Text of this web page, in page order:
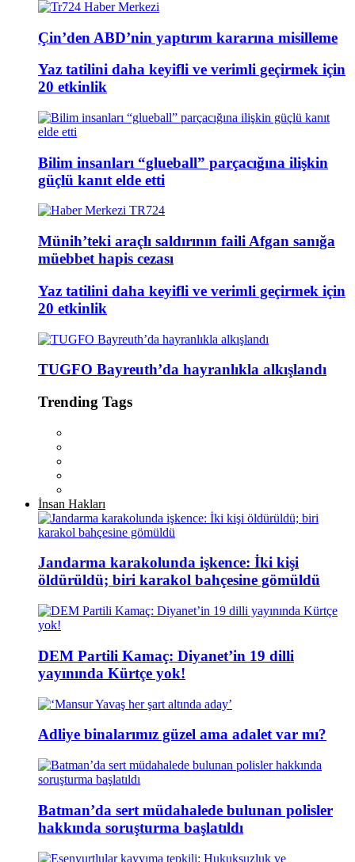
Çin’den ABD’nin yaptırım kararına misilleme
Yaz tatilini daha keyifli ve verimli geçirmek için
20 etkinlik
Bilim insanları “glueball” parçacığına ilişkin
güçlü kanıt elde etti
Münih’teki araçlı saldırının faili Afgan sanığa
müebbet hapis cezası
Yaz tatilini daha keyifli ve verimli geçirmek için
20 etkinlik
TUGFO Bayreuth’da hayranlıkla alkışlandı
Trending Tags
İnsan Hakları
Jandarma karakolunda işkence: İki kişi
öldürüldü; biri karakol bahçesine gömüldü
DEM Partili Kamaç: Diyanet’in 19 dilli
yayınında Kürtçe yok!
Adliye binalarımız güzel ama adalet var mı?
Batman’da sert müdahalede bulunan polisler
hakkında soruşturma başlatıldı